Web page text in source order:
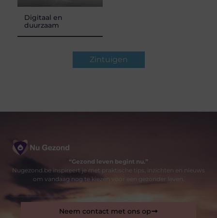
Digitaal en
duurzaam
Zintuigen
“Gezond leven begint nu.”
Nugezond.be inspireert je met praktische tips, inzichten en nieuws
om vandaag nog te kiezen voor een gezonder leven.
Neem contact met ons op